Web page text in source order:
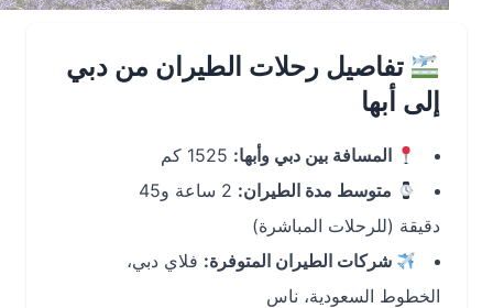
تفاصيل رحلات الطيران من دبي
إلى أبها
المسافة بين دبي وأبها:1525 كم
متوسط مدة الطيران:
2 ساعة و45
دقيقة (للرحلات المباشرة)
شركات الطيران المتوفرة:فلاي دبي،
الخطوط السعودية، ناس